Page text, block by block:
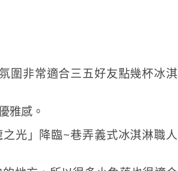
圍非常適合三五好友點幾杯冰淇
雅感。